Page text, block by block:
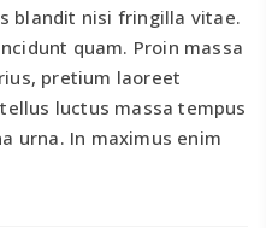
blandit nisi fringilla vitae.
quam. Proin massa
pretium laoreet
luctus massa tempus
urna. In maximus enim